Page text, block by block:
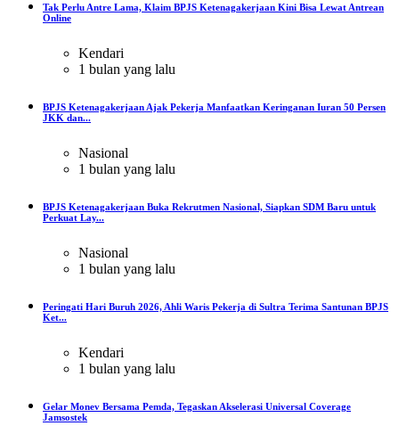
Tak Perlu Antre Lama, Klaim BPJS Ketenagakerjaan Kini Bisa Lewat Antrean
Online
Kendari
1 bulan yang lalu
BPJS Ketenagakerjaan Ajak Pekerja Manfaatkan Keringanan Iuran 50 Persen
JKK dan...
Nasional
1 bulan yang lalu
BPJS Ketenagakerjaan Buka Rekrutmen Nasional, Siapkan SDM Baru untuk
Perkuat Lay...
Nasional
1 bulan yang lalu
Peringati Hari Buruh 2026, Ahli Waris Pekerja di Sultra Terima Santunan BPJS
Ket...
Kendari
1 bulan yang lalu
Gelar Monev Bersama Pemda, Tegaskan Akselerasi Universal Coverage
Jamsostek